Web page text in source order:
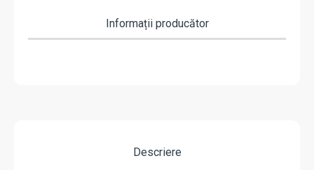
Informații producător
Descriere